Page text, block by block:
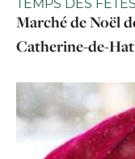
Marché de Noël
Catherine-de-